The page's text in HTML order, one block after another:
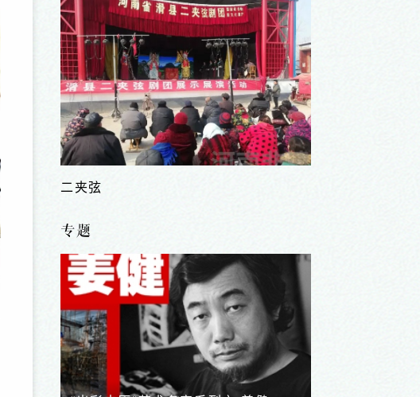
二夹弦
专题